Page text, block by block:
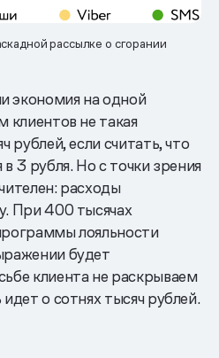
рассылке о сгорании
экономия на одной
клиентов не такая
рублей, если считать, что
3 рубля. Но с точки зрения
расходы
При 400 тысячах
лояльности
будет
клиента не раскрываем
о сотнях тысяч рублей.